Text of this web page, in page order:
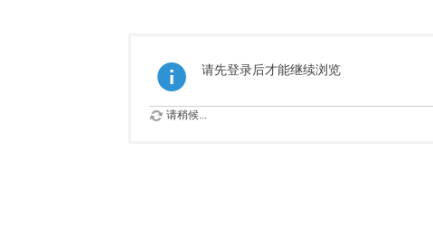
请先登录后才能继续浏览
请稍候...